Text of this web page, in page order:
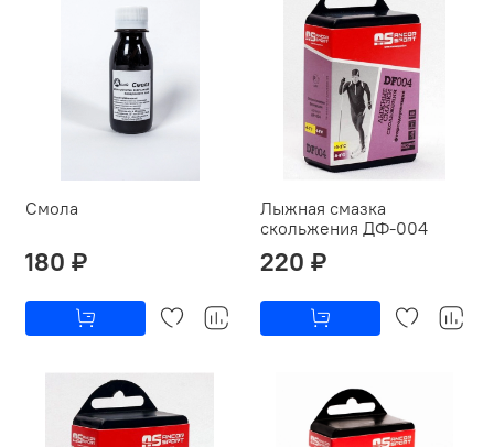
Смола
180 ₽
Лыжная смазка
скольжения ДФ-004
220 ₽